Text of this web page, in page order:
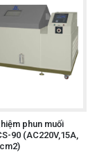
phun muối
90 (AC220V,15A,